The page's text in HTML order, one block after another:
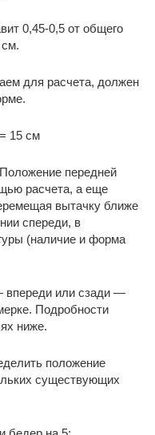
0,45-0,5 от общего
см.
для расчета, должен
15 см
передней
расчета, а еще
вытачку ближе
спереди, в
(наличие и форма
впереди или сзади —
Подробности
ниже.
положение
существующих